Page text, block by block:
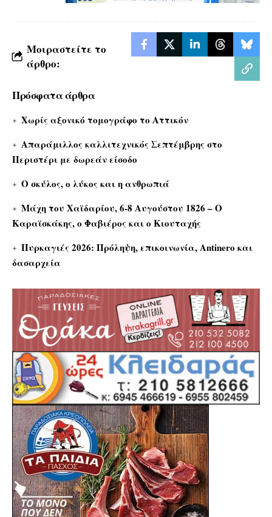
Μοιραστείτε το
άρθρο:
Πρόσφατα άρθρα
Χωρίς αξονικό τομογράφο το Αττικόν
Απαράμιλλος καλλιτεχνικός Σεπτέμβρης στο
Περιστέρι με δωρεάν είσοδο
Ο σκύλος, ο λύκος και η ανθρωπιά
Μάχη του Χαϊδαρίου, 6-8 Αυγούστου 1826 – Ο
Καραϊσκάκης, ο Φαβιέρος και ο Κιουταχής
Πυρκαγιές 2026: Πρόληψη, επικοινωνία, Antinero και
δασαρχεία